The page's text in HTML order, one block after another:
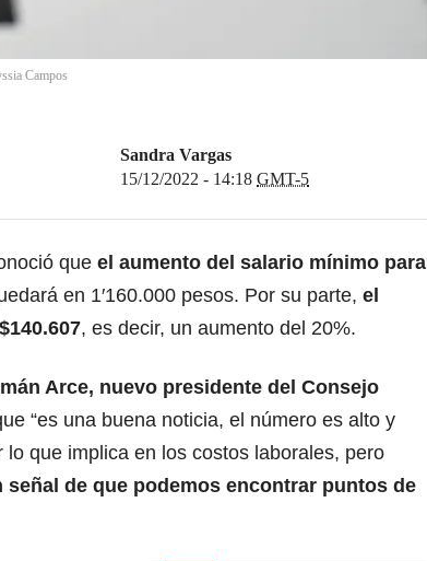
Campos
Sandra Vargas
15/12/2022 - 14:18 GMT-5
que el aumento del salario mínimo para
en 1′160.000 pesos. Por su parte, el
, es decir, un aumento del 20%.
Arce, nuevo presidente del Consejo
“es una buena noticia, el número es alto y
que implica en los costos laborales, pero
señal de que podemos encontrar puntos de